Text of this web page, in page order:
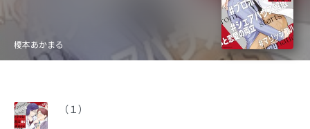
榎本あかまる
（１）